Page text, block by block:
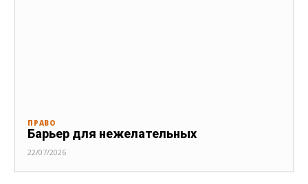
ПРАВО
Барьер для нежелательных
22/07/2026